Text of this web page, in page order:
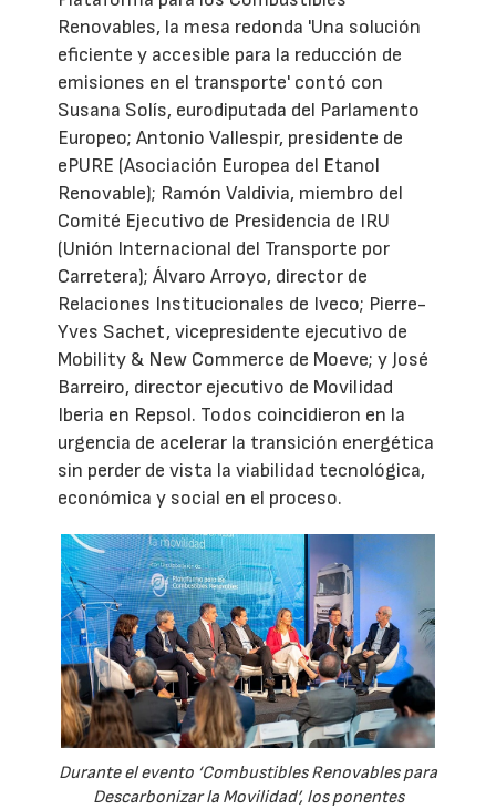
Renovables, la mesa redonda 'Una solución
eficiente y accesible para la reducción de
emisiones en el transporte' contó con
Susana Solís, eurodiputada del Parlamento
Europeo; Antonio Vallespir, presidente de
ePURE (Asociación Europea del Etanol
Renovable); Ramón Valdivia, miembro del
Comité Ejecutivo de Presidencia de IRU
(Unión Internacional del Transporte por
Carretera); Álvaro Arroyo, director de
Relaciones Institucionales de Iveco; Pierre-
Yves Sachet, vicepresidente ejecutivo de
Mobility & New Commerce de Moeve; y José
Barreiro, director ejecutivo de Movilidad
Iberia en Repsol. Todos coincidieron en la
urgencia de acelerar la transición energética
sin perder de vista la viabilidad tecnológica,
económica y social en el proceso.
Durante el evento ‘Combustibles Renovables para
Descarbonizar la Movilidad’, los ponentes